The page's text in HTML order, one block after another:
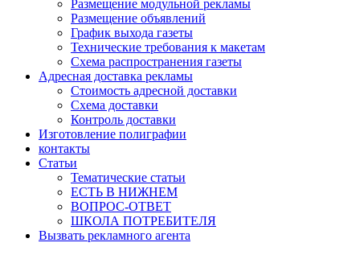
Размещение модульной рекламы
Размещение объявлений
График выхода газеты
Технические требования к макетам
Схема распространения газеты
Адресная доставка рекламы
Стоимость адресной доставки
Схема доставки
Контроль доставки
Изготовление полиграфии
контакты
Статьи
Тематические статьи
ЕСТЬ В НИЖНЕМ
ВОПРОС-ОТВЕТ
ШКОЛА ПОТРЕБИТЕЛЯ
Вызвать рекламного агента